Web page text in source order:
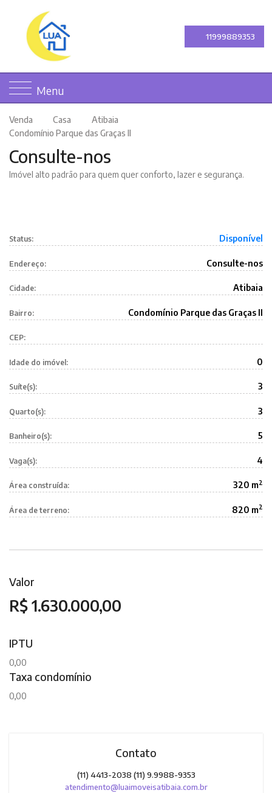
11999889353
Menu
Venda Casa
Atibaia
Condomínio Parque das Graças II
Consulte-nos
Imóvel alto padrão para quem quer conforto, lazer e segurança.
Status: Disponível
Endereço: Consulte-nos
Cidade: Atibaia
Bairro: Condomínio Parque das Graças II
CEP:
Idade do imóvel: 0
Suíte(s): 3
Quarto(s): 3
Banheiro(s): 5
Vaga(s): 4
Área construída: 320 m2
Área de terreno: 820 m2
Valor
R$ 1.630.000,00
IPTU
0,00
Taxa condomínio
0,00
Contato
(11) 4413-2038 (11) 9.9988-9353
atendimento@luaimoveisatibaia.com.br